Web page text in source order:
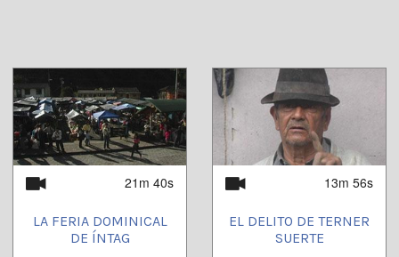
21m 40s
LA FERIA DOMINICAL
DE ÍNTAG
13m 56s
EL DELITO DE TERNER
SUERTE